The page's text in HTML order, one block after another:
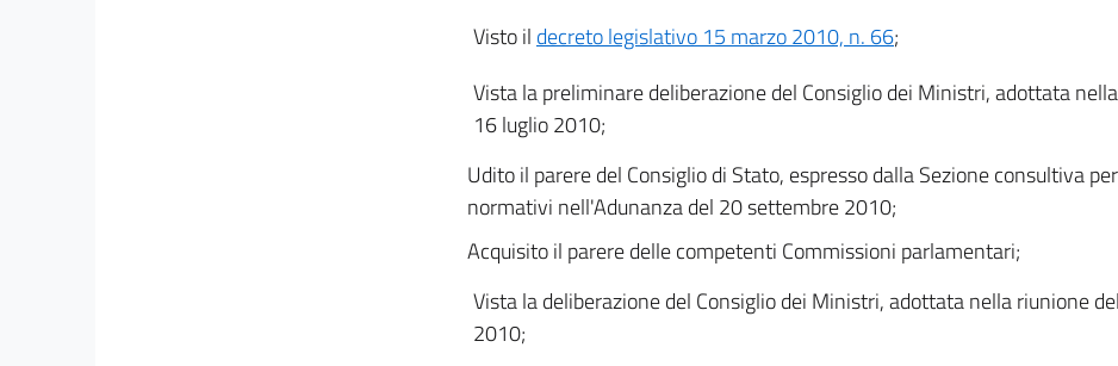
Visto il decreto legislativo 15 marzo 2010, n. 66;
Vista la preliminare deliberazione del Consiglio dei Ministri, adottata
16 luglio 2010;
Udito il parere del Consiglio di Stato, espresso dalla Sezione consultiva
normativi nell'Adunanza del 20 settembre 2010;
Acquisito il parere delle competenti Commissioni parlamentari;
Vista la deliberazione del Consiglio dei Ministri, adottata nella riunione
2010;